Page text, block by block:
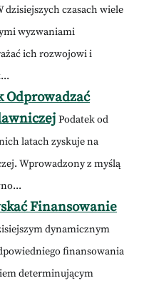
dzisiejszych czasach wiele
wyzwaniami
ich rozwojowi i
Odprowadzać
Podatek od
latach zyskuje na
Wprowadzony z myślą
Finansowanie
dynamicznym
finansowania
determinującym